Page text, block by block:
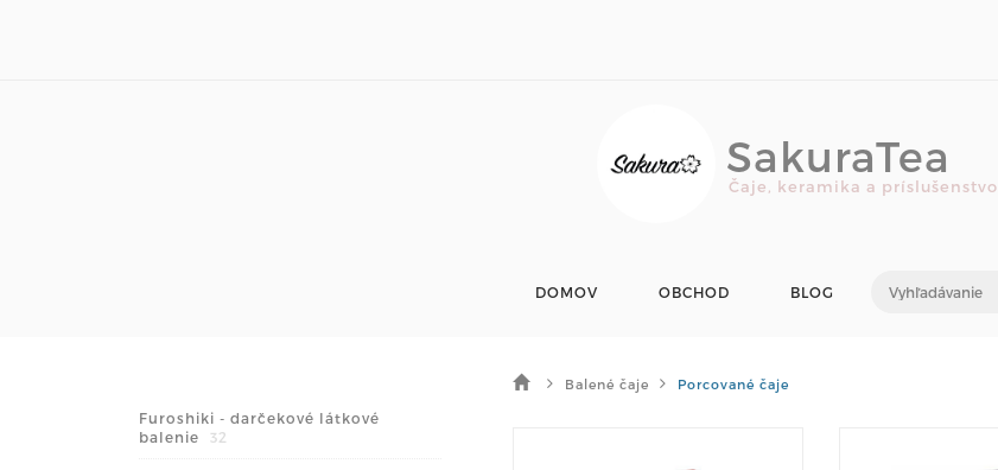
SakuraTea
Čaje, keramika a príslušenstvo
DOMOV OBCHOD BLOG
Furoshiki - darčekové látkové
balenie
32
Balené čaje Porcované čaje